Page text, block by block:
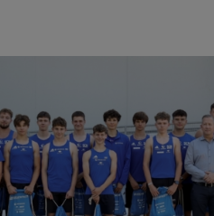
und Leichtathleten
starten bei Deutschen
Meisterschaften